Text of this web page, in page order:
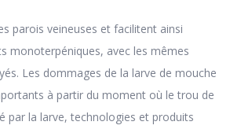
parois veineuses et facilitent ainsi
monoterpéniques, avec les mêmes
Les dommages de la larve de mouche
à partir du moment où le trou de
par la larve, technologies et produits